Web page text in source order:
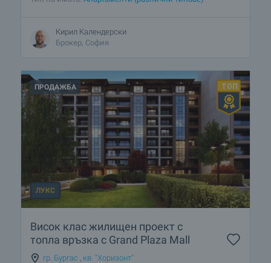
Кирил Календерски
Брокер, София
ПРОДАЖБА
ЛУКС
Висок клас жилищен проект с
топла връзка с Grand Plaza Mall
гр. Бургас кв. "Хоризонт"